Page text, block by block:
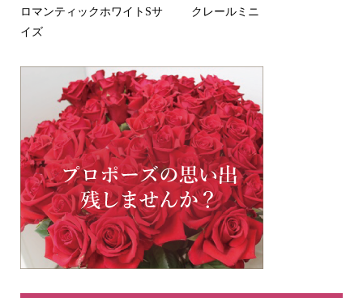
ロマンティックホワイトSサ
イズ
クレールミニ